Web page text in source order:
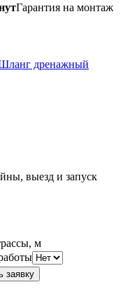
Гарантия на монтаж
дренажный
выезд и запуск
м
заявку